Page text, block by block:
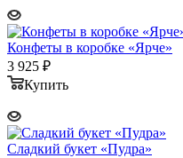
Конфеты в коробке «Ярче»
3 925 ₽
Купить
Сладкий букет «Пудра»